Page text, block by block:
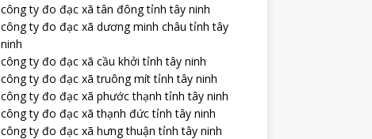
công ty đo đạc xã tân đông tỉnh tây ninh
công ty đo đạc xã dương minh châu tỉnh tây
ninh
công ty đo đạc xã cầu khởi tỉnh tây ninh
công ty đo đạc xã truông mít tỉnh tây ninh
công ty đo đạc xã phước thạnh tỉnh tây ninh
công ty đo đạc xã thạnh đức tỉnh tây ninh
công ty đo đạc xã hưng thuận tỉnh tây ninh